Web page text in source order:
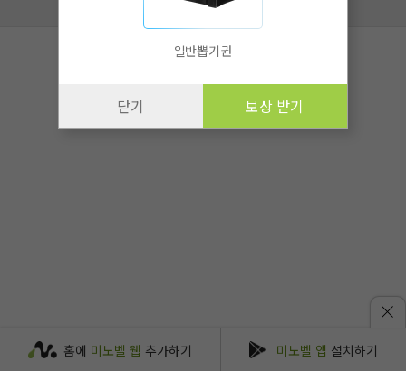
일반뽑기권
닫기 보상 받기
홈에 미노벨 웹 추가하기 미노벨 앱 설치하기
회사 정보 자세히 보기